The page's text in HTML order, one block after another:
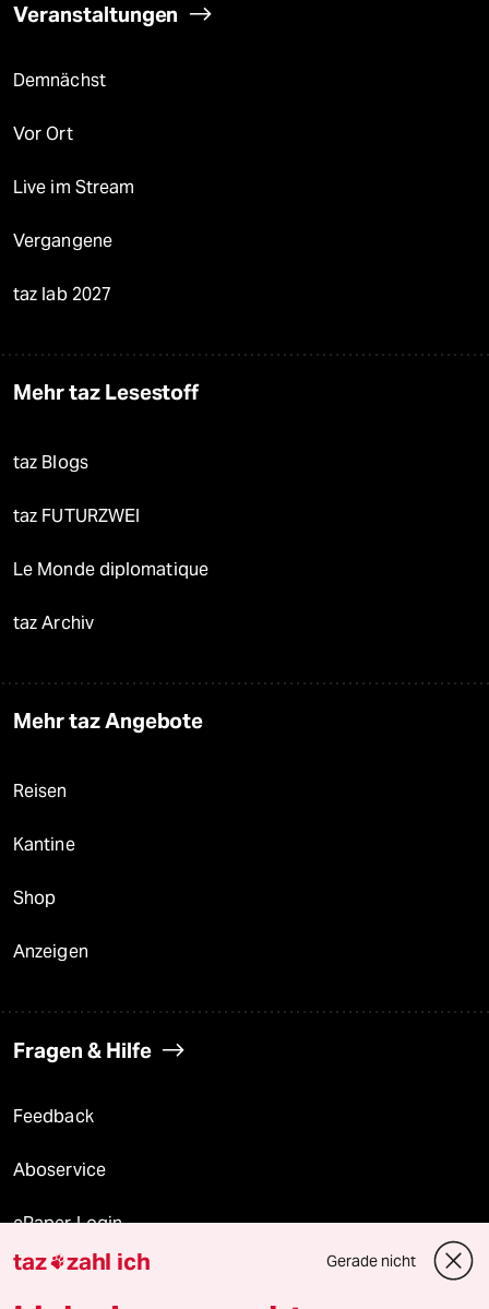
Veranstaltungen
Demnächst
Vor Ort
Live im Stream
Vergangene
taz lab 2027
Mehr taz Lesestoff
taz Blogs
taz FUTURZWEI
Le Monde diplomatique
taz Archiv
Mehr taz Angebote
Reisen
Kantine
Shop
Anzeigen
Fragen & Hilfe
Feedback
Aboservice
ePaper Login
Downloads für Abonnierende
taz zahl ich Gerade nicht